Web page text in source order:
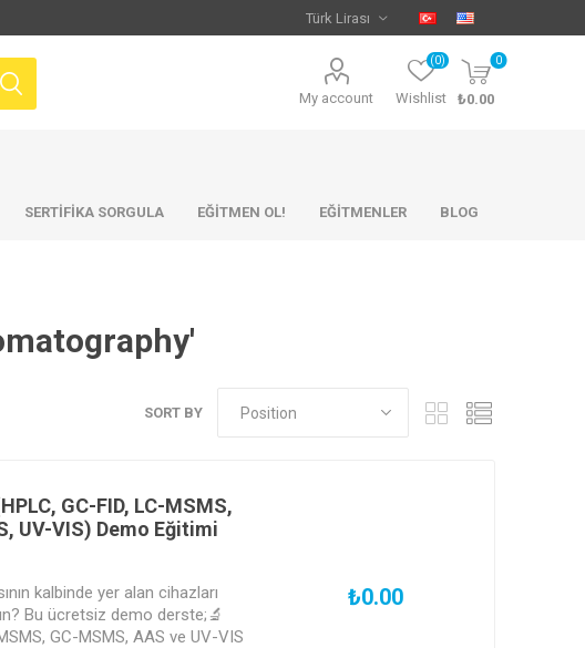
My account Wishlist
(0) 0
₺0.00
SERTİFİKA SORGULA EĞİTMEN OL! EĞİTMENLER BLOG
SORT BY
GC-FID, LC-MSMS,
UV-VIS) Demo Eğitimi
kalbinde yer alan cihazları
Bu ücretsiz demo derste;🔬
GC-MSMS, AAS ve UV-VIS
₺0.00